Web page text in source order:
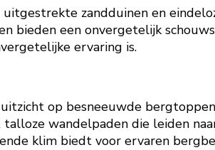
zandduinen en
bieden een onvergetelijk
ervaring is.
op besneeuwde
wandelpaden die leiden
klim biedt voor ervaren